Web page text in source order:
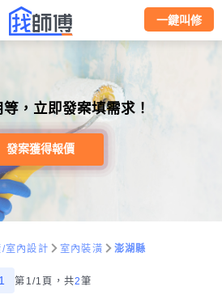
一鍵叫修
，立即發案填需求！
發案獲得報價
室內設計 室內裝潢 澎湖縣
1 第1/1頁， 共2筆